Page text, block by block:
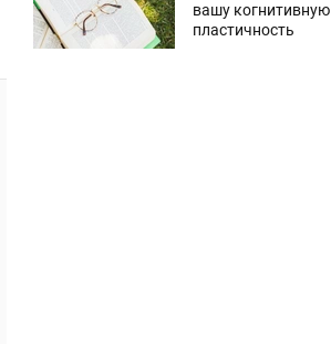
вашу когнитивную
пластичность